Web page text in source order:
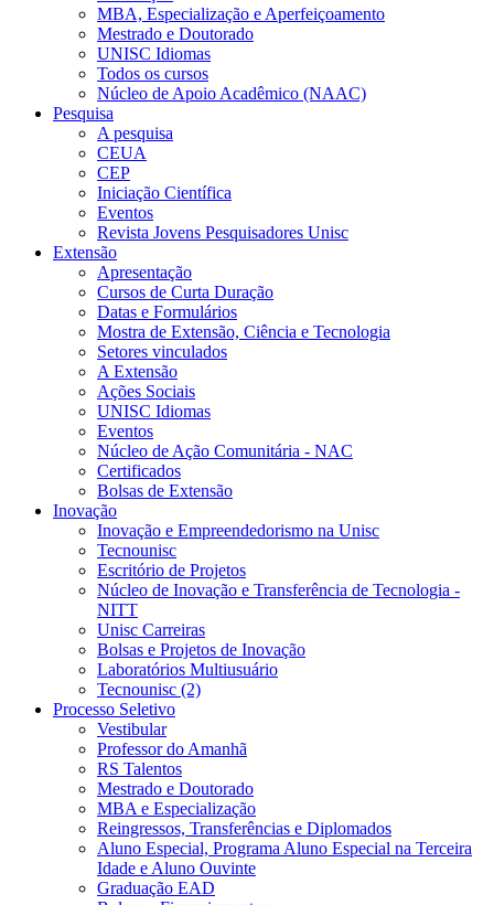
MBA, Especialização e Aperfeiçoamento
Mestrado e Doutorado
UNISC Idiomas
Todos os cursos
Núcleo de Apoio Acadêmico (NAAC)
Pesquisa
A pesquisa
CEUA
CEP
Iniciação Científica
Eventos
Revista Jovens Pesquisadores Unisc
Extensão
Apresentação
Cursos de Curta Duração
Datas e Formulários
Mostra de Extensão, Ciência e Tecnologia
Setores vinculados
A Extensão
Ações Sociais
UNISC Idiomas
Eventos
Núcleo de Ação Comunitária - NAC
Certificados
Bolsas de Extensão
Inovação
Inovação e Empreendedorismo na Unisc
Tecnounisc
Escritório de Projetos
Núcleo de Inovação e Transferência de Tecnologia -
NITT
Unisc Carreiras
Bolsas e Projetos de Inovação
Laboratórios Multiusuário
Tecnounisc (2)
Processo Seletivo
Vestibular
Professor do Amanhã
RS Talentos
Mestrado e Doutorado
MBA e Especialização
Reingressos, Transferências e Diplomados
Aluno Especial, Programa Aluno Especial na Terceira
Idade e Aluno Ouvinte
Graduação EAD